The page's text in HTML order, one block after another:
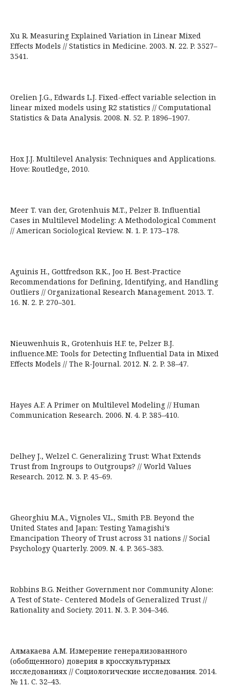
Xu R. Measuring Explained Variation in Linear Mixed
Effects Models // Statistics in Medicine. 2003. N. 22. P. 3527–
3541.
Orelien J.G., Edwards L.J. Fixed-effect variable selection in
linear mixed models using R2 statistics // Computational
Statistics & Data Analysis. 2008. N. 52. P. 1896–1907.
Hox J.J. Multilevel Analysis: Techniques and Applications.
Hove: Routledge, 2010.
Meer T. van der, Grotenhuis M.T., Pelzer B. Influential
Cases in Multilevel Modeling: A Methodological Comment
// American Sociological Review. N. 1. P. 173–178.
Aguinis H., Gottfredson R.K., Joo H. Best-Practice
Recommendations for Defining, Identifying, and Handling
Outliers // Organizational Research Management. 2013. Т.
16. N. 2. P. 270–301.
Nieuwenhuis R., Grotenhuis H.F. te, Pelzer B.J.
influence.ME: Tools for Detecting Influential Data in Mixed
Effects Models // The R-Journal. 2012. N. 2. P. 38–47.
Hayes A.F. A Primer on Multilevel Modeling // Human
Communication Research. 2006. N. 4. P. 385–410.
Delhey J., Welzel C. Generalizing Trust: What Extends
Trust from Ingroups to Outgroups? // World Values
Research. 2012. N. 3. P. 45–69.
Gheorghiu M.A., Vignoles V.L., Smith P.B. Beyond the
United States and Japan: Testing Yamagishi’s
Emancipation Theory of Trust across 31 nations // Social
Psychology Quarterly. 2009. N. 4. P. 365–383.
Robbins B.G. Neither Government nor Community Alone:
A Test of State- Centered Models of Generalized Trust //
Rationality and Society. 2011. N. 3. P. 304–346.
Алмакаева А.М. Измерение генерализованного
(обобщенного) доверия в кросскультурных
исследованиях // Социологические исследования. 2014.
№ 11. C. 32–43.